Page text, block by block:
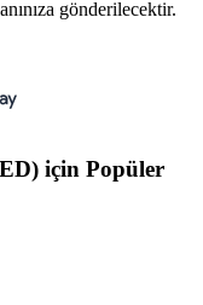
gönderilecektir.
için Popüler